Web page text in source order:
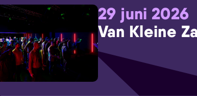
29 juni 2026
Van Kleine